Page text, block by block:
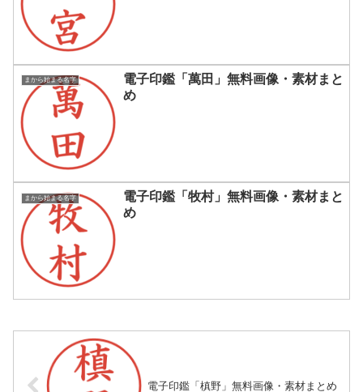
まから始まる名字
電子印鑑「萬田」無料画像・素材まと
め
まから始まる名字
電子印鑑「牧村」無料画像・素材まと
め
電子印鑑「槙野」無料画像・素材まとめ